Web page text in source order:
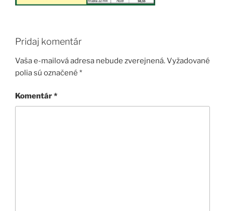
Pridaj komentár
Vaša e-mailová adresa nebude zverejnená.Vyžadované
polia sú označené *
Komentár*